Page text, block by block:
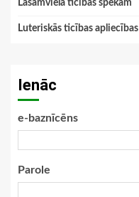
Lasāmviela ticības spēkam
Luteriskās ticības apliecības
Ienāc
e-baznīcēns
Parole